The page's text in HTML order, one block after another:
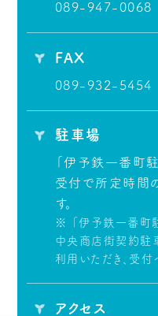
089-947-0068
FAX
089-932-5454
駐車場
「伊予鉄一番町
受付で所定時間
す。
※ 「伊予鉄一番町
中央商店街契約駐
利用いただき、受付
アクセス